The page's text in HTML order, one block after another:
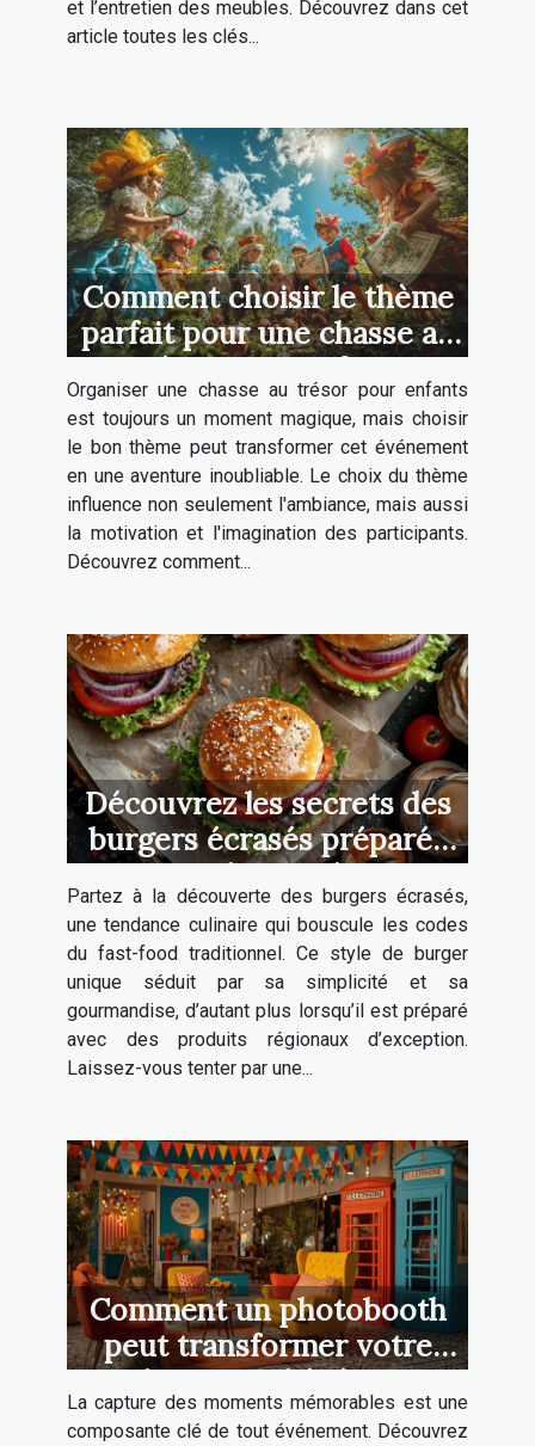
et l’entretien des meubles. Découvrez dans cet
article toutes les clés...
Comment choisir le thème
parfait pour une chasse au
trésor pour enfants
Organiser une chasse au trésor pour enfants
est toujours un moment magique, mais choisir
le bon thème peut transformer cet événement
en une aventure inoubliable. Le choix du thème
influence non seulement l'ambiance, mais aussi
la motivation et l'imagination des participants.
Découvrez comment...
Découvrez les secrets des
burgers écrasés préparés
avec des produits
régionaux
Partez à la découverte des burgers écrasés,
une tendance culinaire qui bouscule les codes
du fast-food traditionnel. Ce style de burger
unique séduit par sa simplicité et sa
gourmandise, d’autant plus lorsqu’il est préparé
avec des produits régionaux d’exception.
Laissez-vous tenter par une...
Comment un photobooth
peut transformer votre
prochain grand événement
La capture des moments mémorables est une
composante clé de tout événement. Découvrez